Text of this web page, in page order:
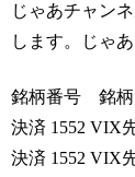
じゃあチャン
します。じゃあ
銘柄番号 銘柄
決済 1552 VIX
決済 1552 VIX